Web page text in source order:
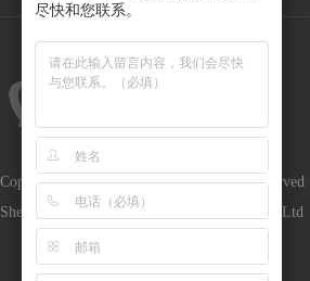
CopyRight © Copyright 2025. All rights reserved
Shenzhen Dexin Automation Equipment Co., Ltd
尽快和您联系。